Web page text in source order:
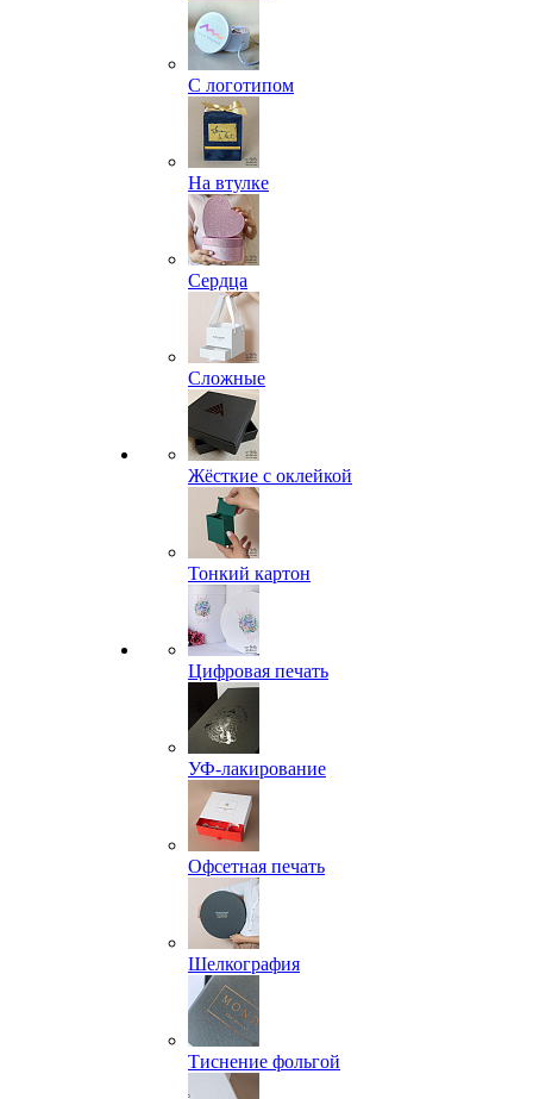
С логотипом
На втулке
Сердца
Сложные
Жёсткие с оклейкой
Тонкий картон
Цифровая печать
УФ-лакирование
Офсетная печать
Шелкография
Тиснение фольгой